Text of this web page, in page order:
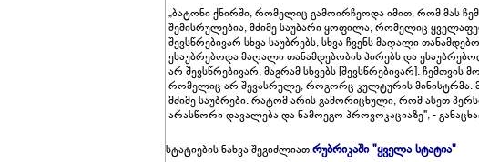
„ბატონი ქნირში, რომელიც გამოირჩეოდა იმით, რომ მას
შემისრულებია, მძიმე საუბარი ყოფილა, რომელიც
შევსწრებივარ სხვა საუბრებს, სხვა ჩვენს მაღალი
ესაუბრებოდა მაღალი თანამდებობის პირებს და
არ შევსწრებივარ, მაგრამ სხვებს [შევსწრებივარ].
რომელიც არ შევასრულე, როგორც კულტურის მინისტრმა.
მძიმე საუბრები. რატომ არის გამორიცხული, რომ ასეთ
არასწორი დავალება და წამოეგო პროვოკაციაზე", -
სტატიების ნახვა შეგიძლიათრუბრიკაში "ყველა სტატია"